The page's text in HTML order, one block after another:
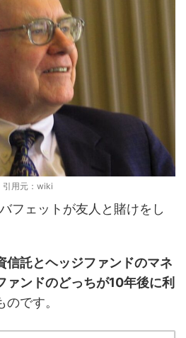
引用元：wiki
フェットが友人と賭けをし
信託とヘッジファンドのマネ
ァンドのどっちが10年後に利
のです。